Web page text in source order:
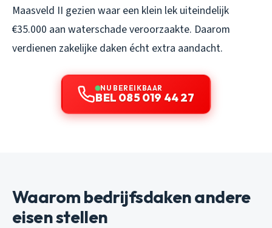
Maasveld II gezien waar een klein lek uiteindelijk
€35.000 aan waterschade veroorzaakte. Daarom
verdienen zakelijke daken écht extra aandacht.
NU BEREIKBAAR
BEL 085 019 44 27
Waarom bedrijfsdaken andere
eisen stellen